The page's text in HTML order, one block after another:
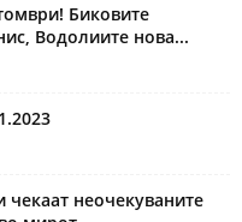
Биковите
Водолиите нова...
неочекуваните